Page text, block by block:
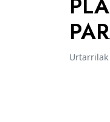
Urtarrilak